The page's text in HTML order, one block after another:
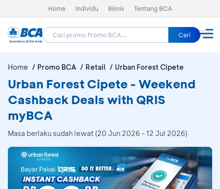
Home Individu Bisnis Tentang BCA
Cari
Home Promo BCA Retail Urban Forest Cipete
Urban Forest Cipete - Weekend
Cashback Deals with QRIS
myBCA
Masa berlaku sudah lewat (20 Jun 2026 - 12 Jul 2026)